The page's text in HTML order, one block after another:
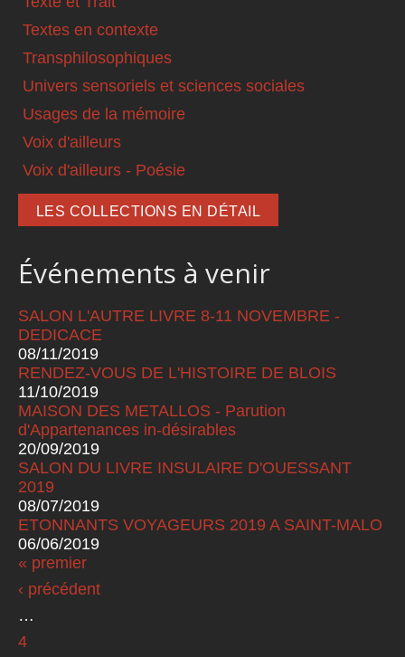
Textes en contexte
Transphilosophiques
Univers sensoriels et sciences sociales
Usages de la mémoire
Voix d'ailleurs
Voix d'ailleurs - Poésie
LES COLLECTIONS EN DÉTAIL
Événements à venir
SALON L'AUTRE LIVRE 8-11 NOVEMBRE -
DEDICACE
08/11/2019
RENDEZ-VOUS DE L'HISTOIRE DE BLOIS
11/10/2019
MAISON DES METALLOS - Parution
d'Appartenances in-désirables
20/09/2019
SALON DU LIVRE INSULAIRE D'OUESSANT
2019
08/07/2019
ETONNANTS VOYAGEURS 2019 A SAINT-MALO
06/06/2019
Pages
« premier
‹ précédent
…
4